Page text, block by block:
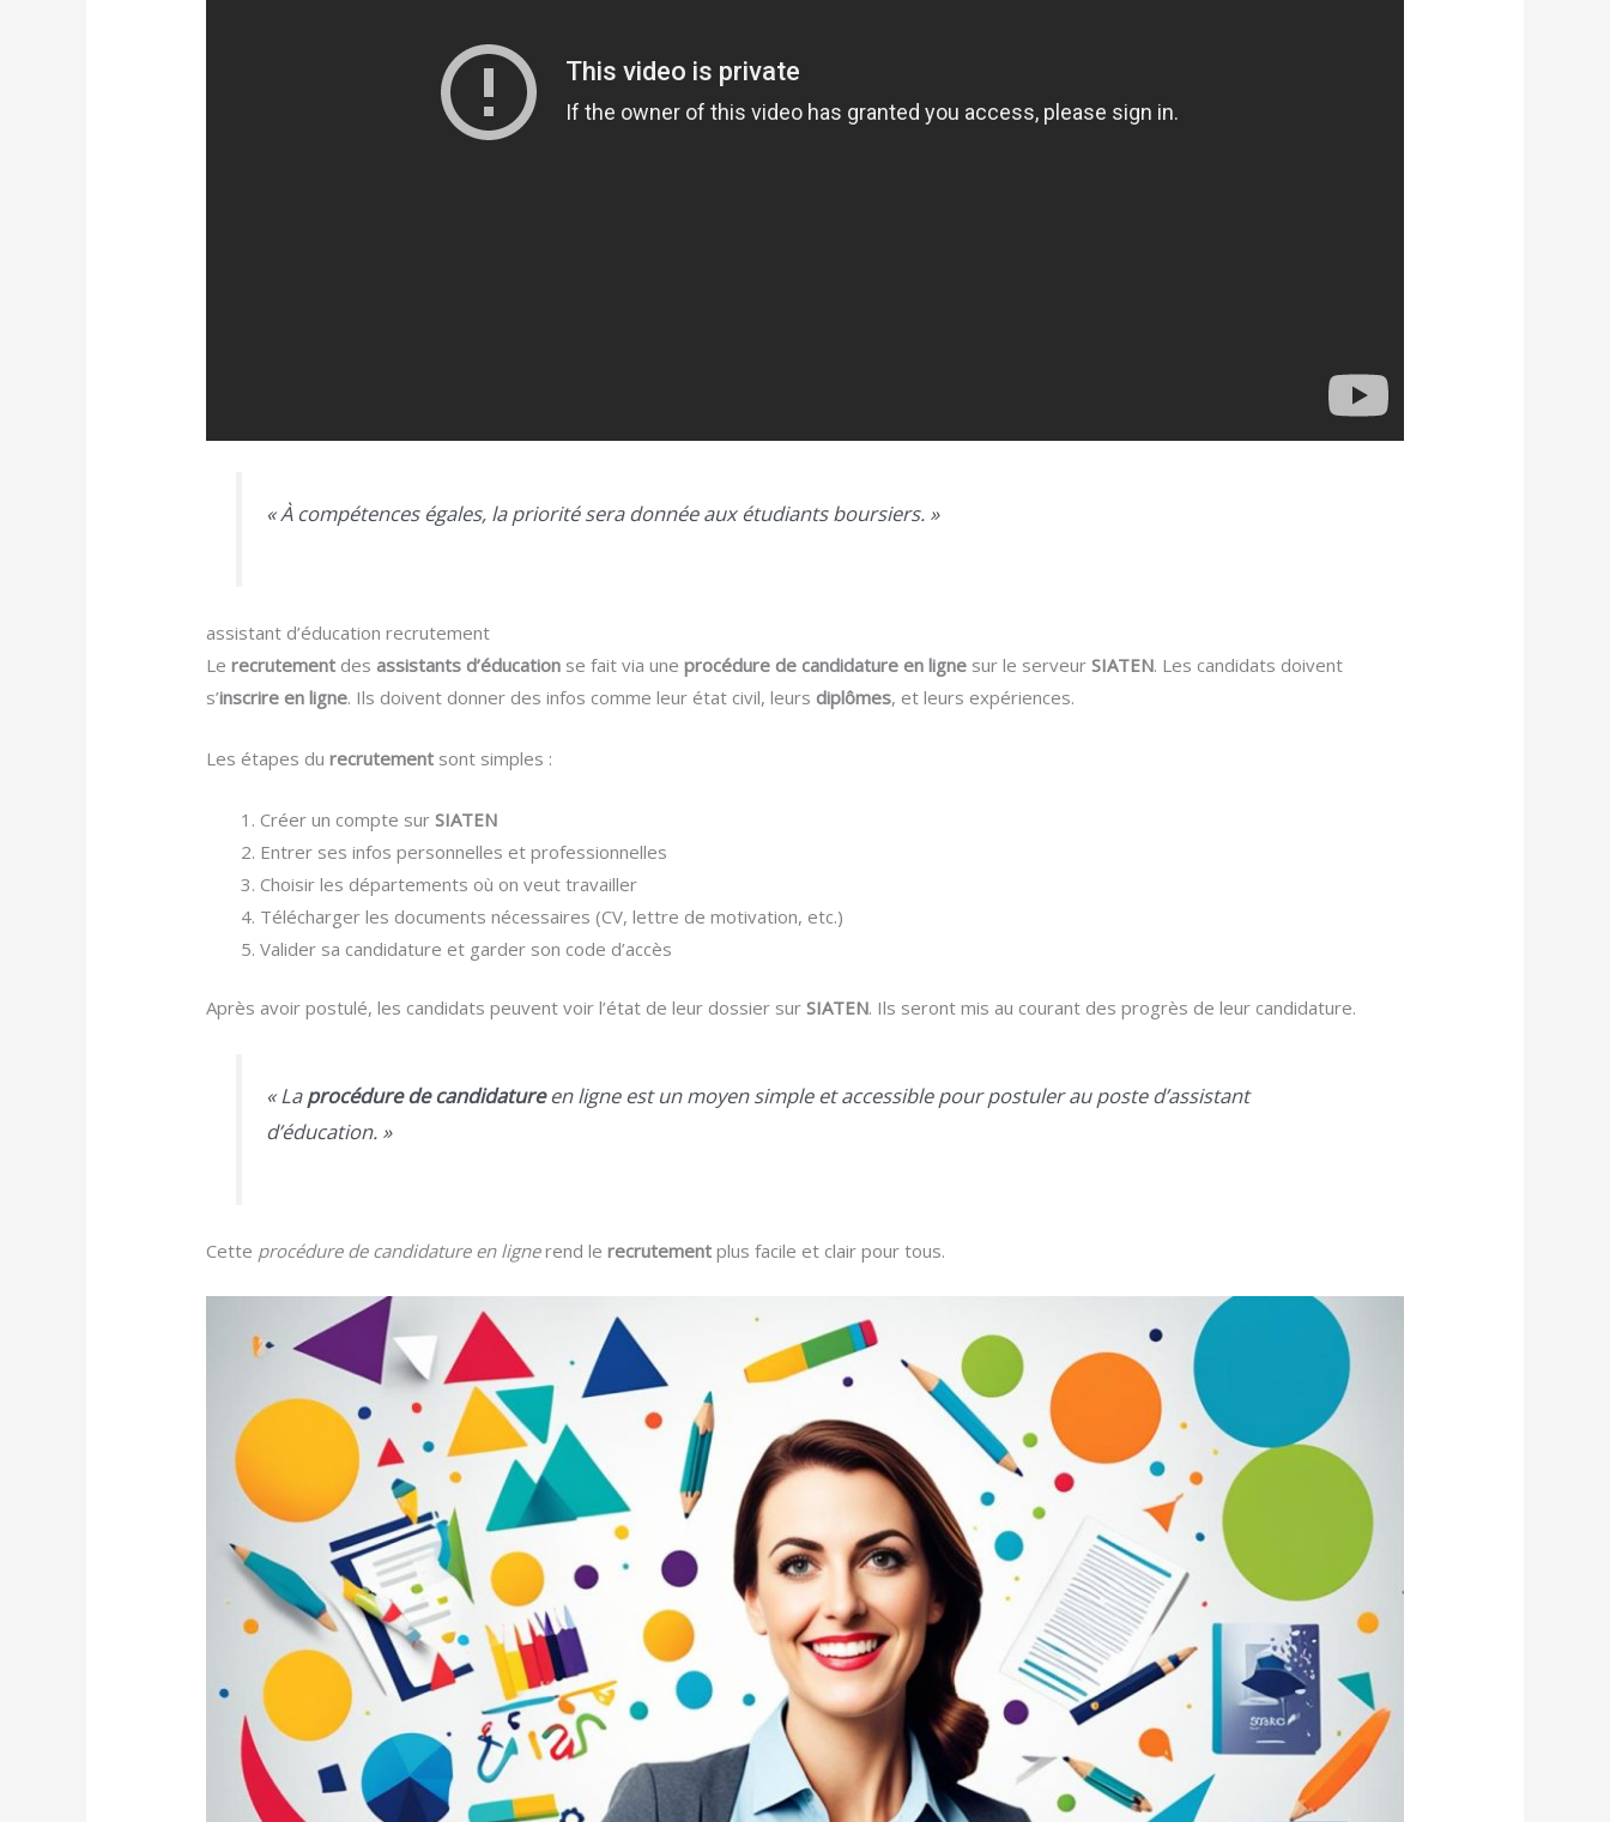
« À compétences égales, la priorité sera donnée aux étudiants boursiers. »
assistant d’éducation recrutement
Lerecrutement des assistants d’éducation se fait via uneprocédure de candidature en ligne sur le serveurSIATEN. Les candidats doivent
s’inscrire en ligne. Ils doivent donner des infos comme leur état civil, leursdiplômes, et leurs expériences.
Les étapes durecrutement sont simples :
Créer un compte surSIATEN
Entrer ses infos personnelles et professionnelles
Choisir les départements où on veut travailler
Télécharger les documents nécessaires (CV, lettre de motivation, etc.)
Valider sa candidature et garder son code d’accès
Après avoir postulé, les candidats peuvent voir l’état de leur dossier surSIATEN. Ils seront mis au courant des progrès de leur candidature.
« Laprocédure de candidatureen ligne est un moyen simple et accessible pour postuler au poste d’assistant
d’éducation. »
Cette procédure de candidature en lignerend lerecrutement plus facile et clair pour tous.